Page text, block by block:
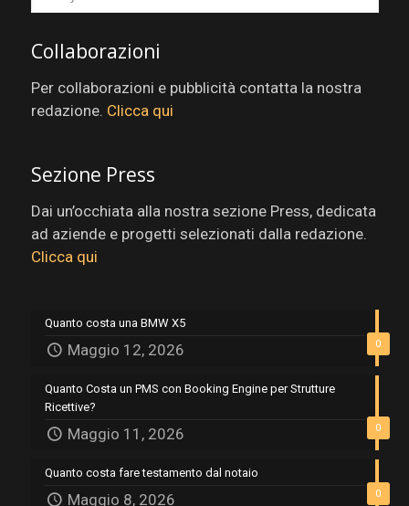
Collaborazioni
Per collaborazioni e pubblicità contatta la nostra
redazione. Clicca qui
Sezione Press
Dai un’occhiata alla nostra sezione Press, dedicata
ad aziende e progetti selezionati dalla redazione.
Clicca qui
0
Quanto costa una BMW X5
Maggio 12, 2026
0
Quanto Costa un PMS con Booking Engine per Strutture
Ricettive?
Maggio 11, 2026
0
Quanto costa fare testamento dal notaio
Maggio 8, 2026